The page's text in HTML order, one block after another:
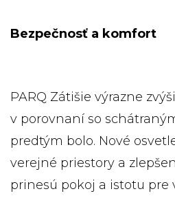
Bezpečnosť a komfort
PARQ Zátišie výrazne
v porovnaní so
predtým bolo. Nové
verejné priestory a
prinesú pokoj a istotu pre